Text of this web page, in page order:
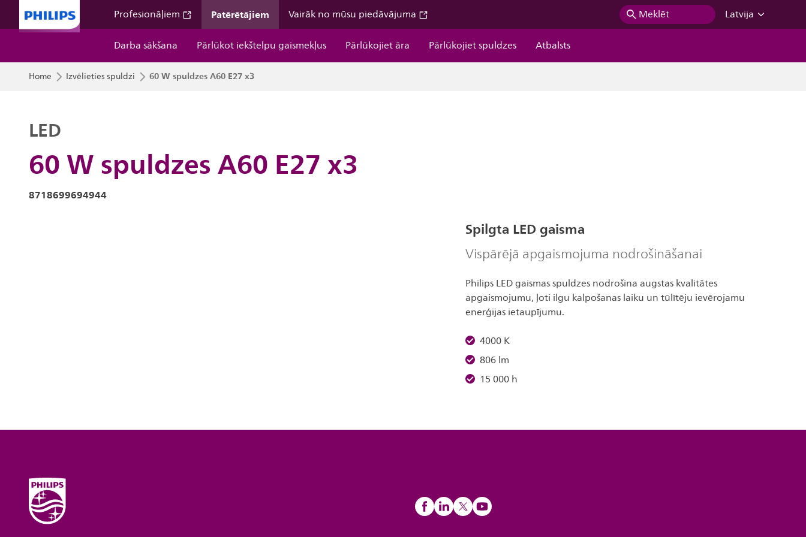
Profesionāļiem Patērētājiem Vairāk no mūsu piedāvājuma Meklēt
Latvija
Darba sākšana
Pārlūkot iekštelpu gaismekļus Pārlūkojiet āra Pārlūkojiet spuldzes Atbalsts
Home Izvēlieties spuldzi 60 W spuldzes A60 E27 x3
60 W spuldzes A60 E27 x3
LED
8718699694944
Spilgta LED gaisma
Vispārējā apgaismojuma nodrošināšanai
Philips LED gaismas spuldzes nodrošina augstas kvalitātes
apgaismojumu, ļoti ilgu kalpošanas laiku un tūlītēju ievērojamu
enerģijas ietaupījumu.
4000 K
806 lm
15 000 h